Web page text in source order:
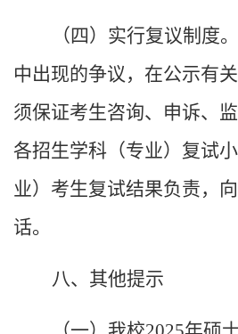
（四）实行复议制度
中出现的争议，在公示有
须保证考生咨询、申诉、
各招生学科（专业）复试
业）考生复试结果负责，
话。
八、其他提示